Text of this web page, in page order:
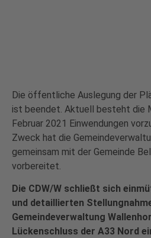
Die öffentliche Auslegung der
ist beendet. Aktuell besteht die
Februar 2021 Einwendungen
Zweck hat die
gemeinsam mit der Gemeinde
vorbereitet.
Die CDW/W schließt sich
und detaillierten
Gemeindeverwaltung
Lückenschluss der A33 Nord